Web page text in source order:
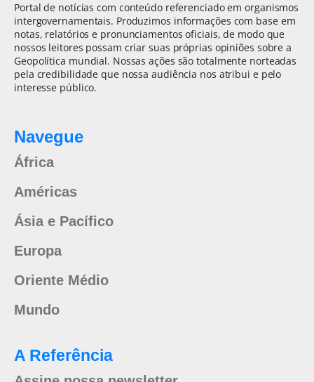
Portal de notícias com conteúdo referenciado em organismos
intergovernamentais. Produzimos informações com base em
notas, relatórios e pronunciamentos oficiais, de modo que
nossos leitores possam criar suas próprias opiniões sobre a
Geopolítica mundial. Nossas ações são totalmente norteadas
pela credibilidade que nossa audiência nos atribui e pelo
interesse público.
Navegue
África
Américas
Ásia e Pacífico
Europa
Oriente Médio
Mundo
A Referência